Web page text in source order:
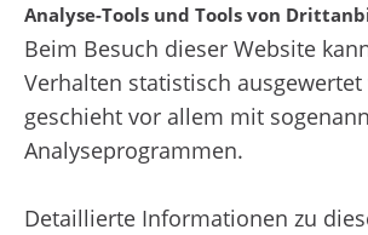
Analyse-Tools und Tools von
Beim Besuch dieser Website
Verhalten statistisch ausgewertet
geschieht vor allem mit
Analyseprogrammen.
Detaillierte Informationen zu